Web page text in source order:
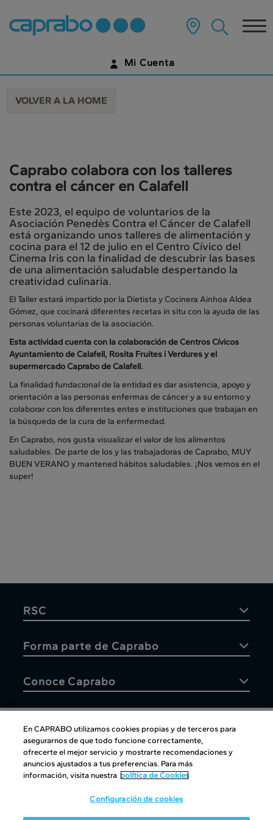
contenido
página
Mi Cuenta
VOLVER A LA HOME
Caprabo colabora con los talleres
contra el cáncer en Calafell
Este 2023, el equipo de voluntarios de la
Asociación Penedès Contra el Cáncer de Calafell
está organizando unos talleres de alimentación y
cocina para el 12 de julio en el Centro Cívico del
Cinema Iris con la finalidad de descubrir las bases
de una alimentación saludable despertando la
creatividad culinaria.
El Taller estará impartido por la Dietista y Cocinera Ainhoa Aldea
Gómez, que cocinará diferentes recetas in situ con la ayuda de las
personas voluntarias de la asociación.
Esta actividad cuenta con la colaboración de Centros Cívicos
Ayuntamiento de Calafell, Rosita Fruites i Verdures y el
supermercado Caprabo de Calafell.
La finalidad fundacional de la entidad es dar asistencia, apoyo y
orientación a las personas enfermas de cáncer y a su entorno y
colaborar con los diferentes entes e instituciones que trabajan en
la búsqueda de la cura de la enfermedad.
En Caprabo, nos gusta visualizar el valor de los alimentos
saludables. De parte de los y las trabajadoras de Caprabo, MUY
BUEN VERANO y mantened hábitos saludables. ¡Nos vemos en el
super!
RSC
Forma parte de Caprabo
Conoce Caprabo
Atención al cliente
En CAPRABO utilizamos cookies propias y de terceros para
asegurarnos de que todo funcione correctamente,
ofrecerte el mejor servicio y mostrarte recomendaciones y
anuncios ajustados a tus preferencias. Para más
información, visita nuestra política de Cookies
Configuración de cookies